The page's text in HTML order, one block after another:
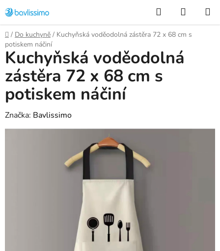
na
obsah
Hledat
KOŠÍK
Domů
/ Do kuchyně / Kuchyňská voděodolná zástěra 72 x 68 cm s
potiskem náčiní
Kuchyňská voděodolná
zástěra 72 x 68 cm s
potiskem náčiní
Značka: Bavlissimo